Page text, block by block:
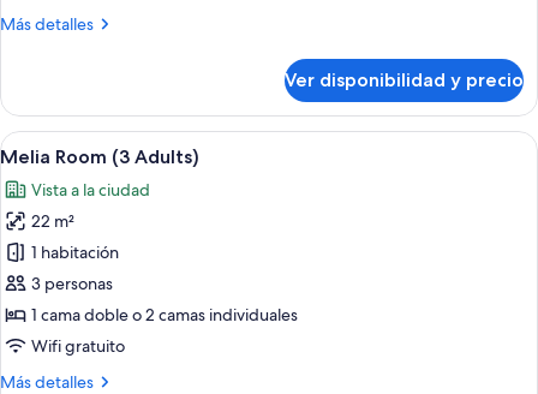
+
Más detalles
Más
Room
(2
Ad
Ch)
Ver disponibilidad y precio
Ver
todas
las
fotos
de
Melia
Room
(3
Adults)
Habitación de hotel con dos camas,
7
Melia Room (3 Adults)
Vista a la ciudad
22 m²
1 habitación
3 personas
1 cama doble o 2 camas individuales
Wifi gratuito
Más detalles
Más